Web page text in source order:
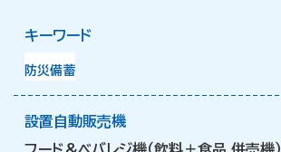
キーワード
防災備蓄
設置自動販売機